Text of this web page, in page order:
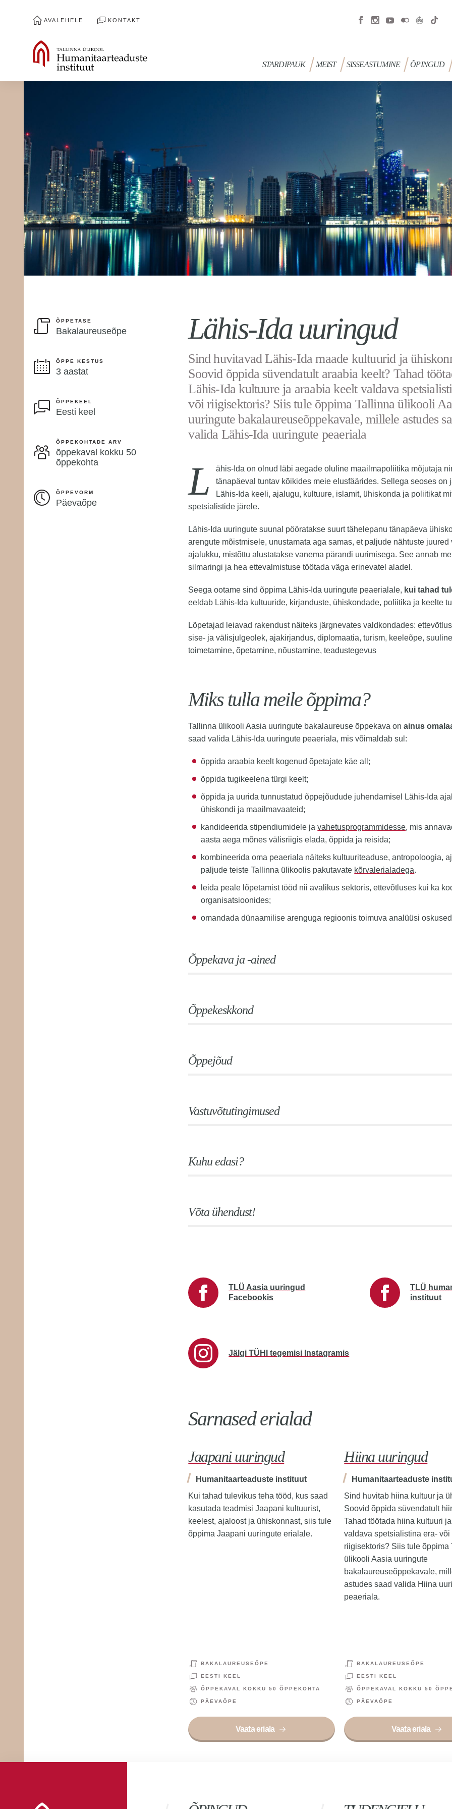
AVALEHELE KONTAKT
STARDIPAUK MEIST SISSEASTUMINE ÕPINGUD
Lähis-Ida uuringud
Sind huvitavad Lähis-Ida maade kultuurid ja
Soovid õppida süvendatult araabia keelt? Tahad
Lähis-Ida kultuure ja araabia keelt valdava
või riigisektoris? Siis tule õppima Tallinna ülikooli
uuringute bakalaureuseõppekavale, millele astudes
valida Lähis-Ida uuringute peaeriala
ÕPPETASE
Bakalaureuseõpe
ÕPPE KESTUS
3 aastat
ÕPPEKEEL
Eesti keel
ÕPPEKOHTADE ARV
õppekaval kokku 50
õppekohta
ÕPPEVORM
Päevaõpe L
ähis-Ida on olnud läbi aegade oluline maailmapoliitika mõjutaja
tänapäeval tuntav kõikides meie elusfäärides. Sellega seoses on
Lähis-Ida keeli, ajalugu, kultuure, islamit, ühiskonda ja poliitikat
spetsialistide järele.
Lähis-Ida uuringute suunal pööratakse suurt tähelepanu tänapäeva
arengute mõistmisele, unustamata aga samas, et paljude nähtuste
ajalukku, mistõttu alustatakse vanema pärandi uurimisega. See annab
silmaringi ja hea ettevalmistuse töötada väga erinevatel aladel.
Seega ootame sind õppima Lähis-Ida uuringute peaerialale, kui tahad
eeldab Lähis-Ida kultuuride, kirjanduste, ühiskondade, poliitika ja keelte
Lõpetajad leiavad rakendust näiteks järgnevates valdkondades:
sise- ja välisjulgeolek, ajakirjandus, diplomaatia, turism, keeleõpe,
toimetamine, õpetamine, nõustamine, teadustegevus
Miks tulla meile õppima?
Tallinna ülikooli Aasia uuringute bakalaureuse õppekava onainus
saad valida Lähis-Ida uuringute peaeriala, mis võimaldab sul:
õppida araabia keelt kogenud õpetajate käe all;
õppida tugikeelena türgi keelt;
õppida ja uurida tunnustatud õppejõudude juhendamisel Lähis-Ida
ühiskondi ja maailmavaateid;
kandideerida stipendiumidele javahetusprogrammidesse, mis
aasta aega mõnes välisriigis elada, õppida ja reisida;
kombineerida oma peaeriala näiteks kultuuriteaduse, antropoloogia,
paljude teiste Tallinna ülikoolis pakutavate kõrvalerialadega.
leida peale lõpetamist tööd nii avalikus sektoris, ettevõtluses kui ka
organisatsioonides;
omandada dünaamilise arenguga regioonis toimuva analüüsi
Õppekava ja -ained
Õppekeskkond
Õppejõud
Vastuvõtutingimused
Kuhu edasi?
Võta ühendust!
TLÜ Aasia uuringud
Facebookis
TLÜ
instituut
Jälgi TÜHI tegemisi Instagramis
Sarnased erialad
Jaapani uuringud
Humanitaarteaduste instituut
Kui tahad tulevikus teha tööd, kus saad
kasutada teadmisi Jaapani kultuurist,
keelest, ajaloost ja ühiskonnast, siis tule
õppima Jaapani uuringute erialale.
BAKALAUREUSEÕPE
EESTI KEEL
ÕPPEKAVAL KOKKU 50 ÕPPEKOHTA
PÄEVAÕPE
Vaata eriala
Hiina uuringud
Humanitaarteaduste
Sind huvitab hiina kultuur ja
Soovid õppida süvendatult
Tahad töötada hiina kultuuri
valdava spetsialistina era- või
riigisektoris? Siis tule õppima
ülikooli Aasia uuringute
bakalaureuseõppekavale,
astudes saad valida Hiina
peaeriala.
BAKALAUREUSEÕPE
EESTI KEEL
ÕPPEKAVAL KOKKU 50
PÄEVAÕPE
Vaata eriala